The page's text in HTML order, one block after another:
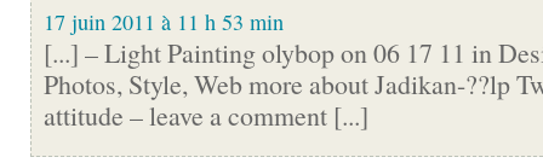
17 juin 2011 à 11 h 53 min
[...] – Light Painting olybop on 06 17 11 in
Photos, Style, Web more about Jadikan-??lp
attitude – leave a comment [...]